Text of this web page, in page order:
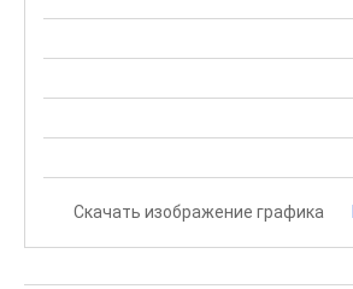
Скачать изображение графика